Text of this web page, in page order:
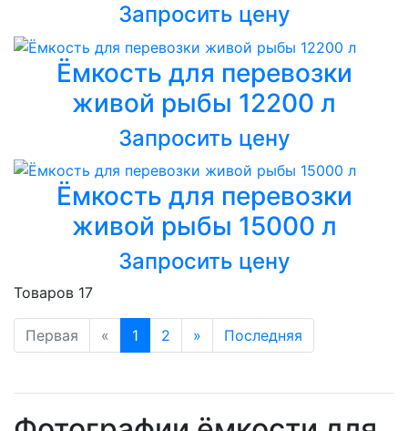
Запросить цену
Ёмкость для перевозки
живой рыбы 12200 л
Запросить цену
Ёмкость для перевозки
живой рыбы 15000 л
Запросить цену
Товаров 17
Первая « 1 2 » Последняя